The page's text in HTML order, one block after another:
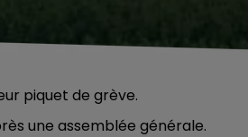
piquet de grève.
une assemblée générale.